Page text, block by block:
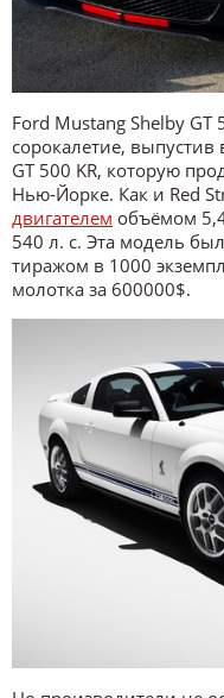
Ford Mustang Shelby
сорокалетие, выпустив
GT 500 KR, которую
Нью-Йорке. Как и Red
двигателем объёмом
540 л. с. Эта модель
тиражом в 1000
молотка за 600000$.